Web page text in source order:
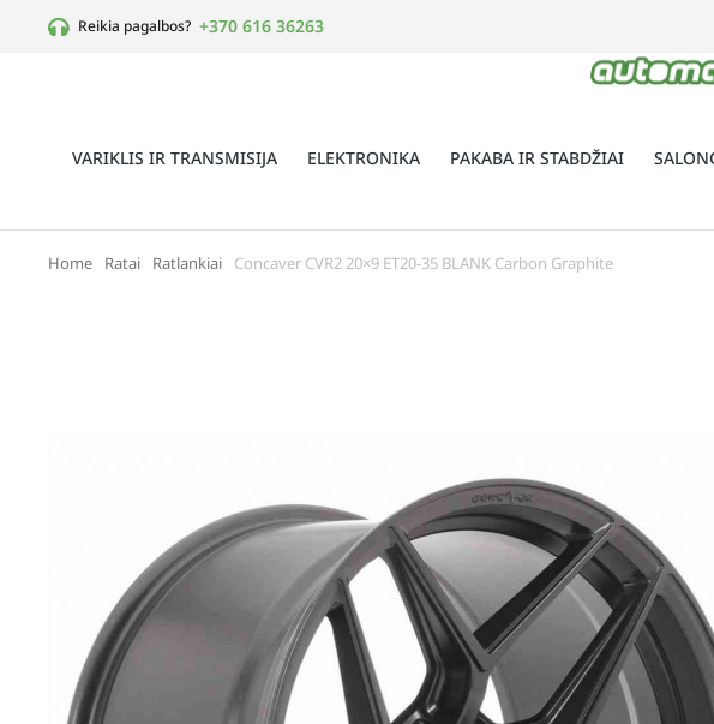
Reikia pagalbos? +370 616 36263
VARIKLIS IR TRANSMISIJA ELEKTRONIKA PAKABA IR STABDŽIAI
You are here:
Home Ratai Ratlankiai Concaver CVR2 20×9 ET20-35 BLANK Carbon Graphite